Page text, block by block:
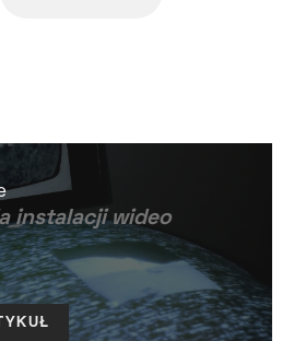
instalacji wideo